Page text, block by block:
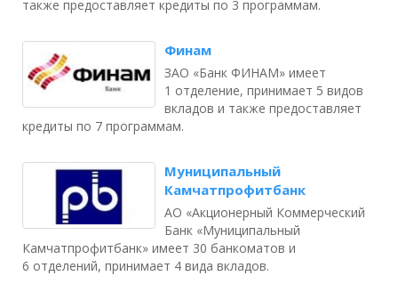
также предоставляет кредиты по 3 программам.
Финам
ЗАО «Банк ФИНАМ» имеет
1 отделение, принимает 5 видов
вкладов и также предоставляет
кредиты по 7 программам.
Муниципальный
Камчатпрофитбанк
АО «Акционерный Коммерческий
Банк «Муниципальный
Камчатпрофитбанк» имеет 30 банкоматов и
6 отделений, принимает 4 вида вкладов.